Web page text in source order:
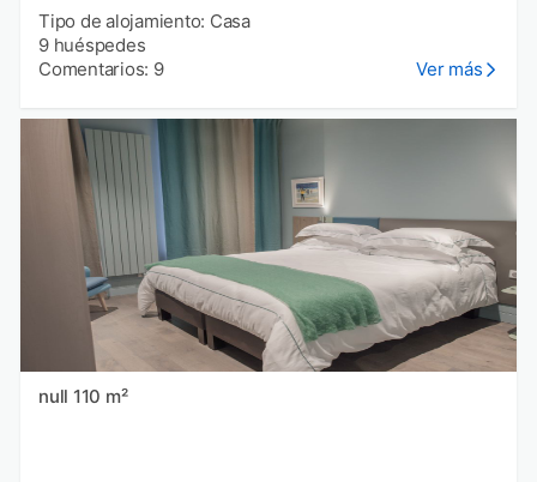
Tipo de alojamiento: Casa
9 huéspedes
Comentarios: 9
Ver más
null 110 m²